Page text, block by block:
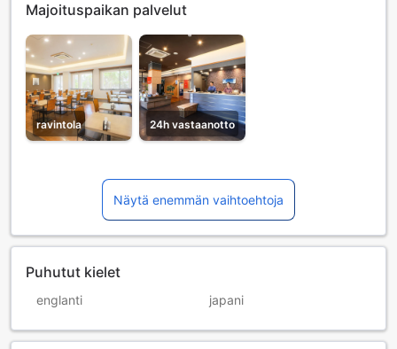
Majoituspaikan palvelut
ravintola 24h vastaanotto
Näytä enemmän vaihtoehtoja
Puhutut kielet
englanti japani